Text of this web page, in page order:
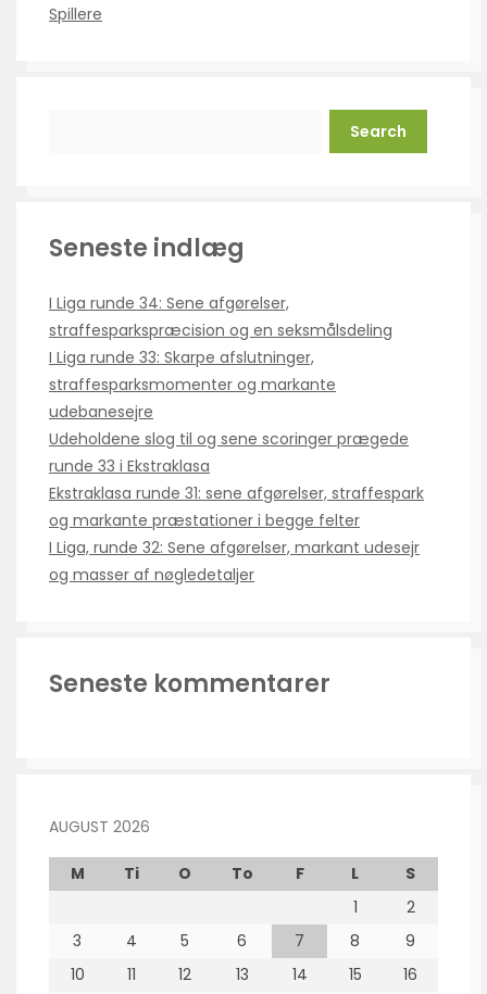
Spillere
Seneste indlæg
I Liga runde 34: Sene afgørelser,
straffesparkspræcision og en seksmålsdeling
I Liga runde 33: Skarpe afslutninger,
straffesparksmomenter og markante
udebanesejre
Udeholdene slog til og sene scoringer prægede
runde 33 i Ekstraklasa
Ekstraklasa runde 31: sene afgørelser, straffespark
og markante præstationer i begge felter
I Liga, runde 32: Sene afgørelser, markant udesejr
og masser af nøgledetaljer
Seneste kommentarer
AUGUST 2026
M Ti O To F L
S
1
2
3
4 5 6 7 8
9
10
11 12 13 14 15
16